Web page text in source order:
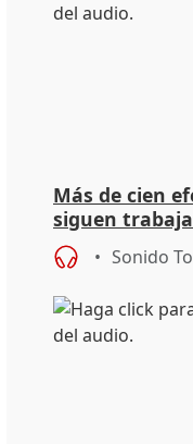
Más de cien
siguen
Niebla (Huelva)
Sonido